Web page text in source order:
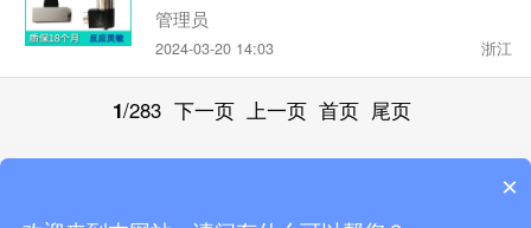
管理员
2024-03-20 14:03 浙江
1/283 下一页 上一页 首页 尾页
×